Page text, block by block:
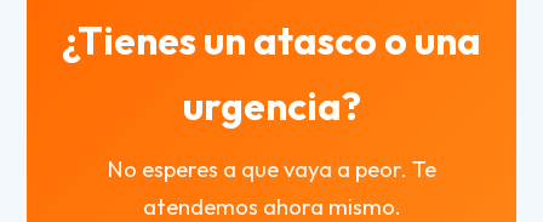
¿Tienes un atasco o una
urgencia?
No esperes a que vaya a peor. Te
atendemos ahora mismo.